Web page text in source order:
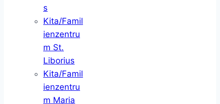
s
Kita/Famil
ienzentru
m St.
Liborius
Kita/Famil
ienzentru
m Maria